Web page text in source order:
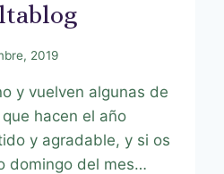
2019
y vuelven algunas de
hacen el año
y agradable, y si os
domingo del mes…